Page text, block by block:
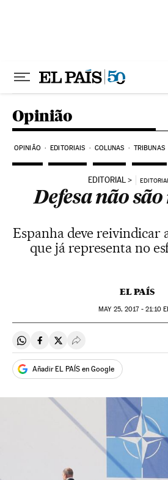
Opinião
OPINIÃO EDITORIAIS COLUNAS TRIBUNAS
EDITORIAL
Defesa não são
Espanha deve reivindicar
que já representa no
EL PAÍS
MAY25, 2017 - 21:10
Compartir en Whatsapp
Compartir en Facebook
Compartir en Twitter
Desplegar Redes
Añadir EL PAÍS en Google